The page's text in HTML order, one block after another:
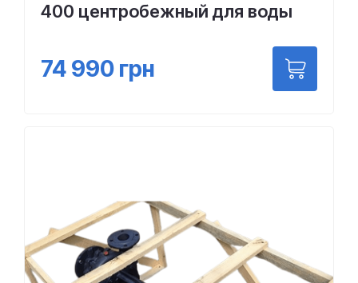
400 центробежный для воды
74 990 грн